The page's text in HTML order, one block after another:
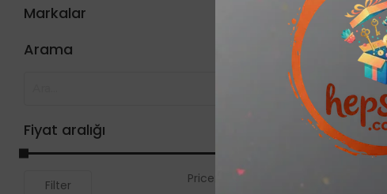
Markalar
Arama
Fiyat aralığı
Filter Price: —
Sonuç